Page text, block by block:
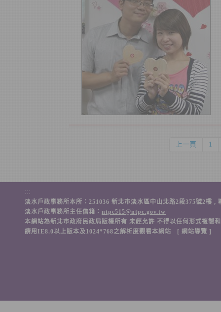
上一頁 1
:::
淡水戶政事務所本所：251036 新北市淡水區中山北路2段375號2樓
淡水戶政事務所主任信箱： ntpc515@ntpc.gov.tw
本網站為新北市政府民政局版權所有 未經允許 不得以任何形式複製
請用IE8.0以上版本及1024*768之解析度觀看本網站 [ 網站導覽 ]